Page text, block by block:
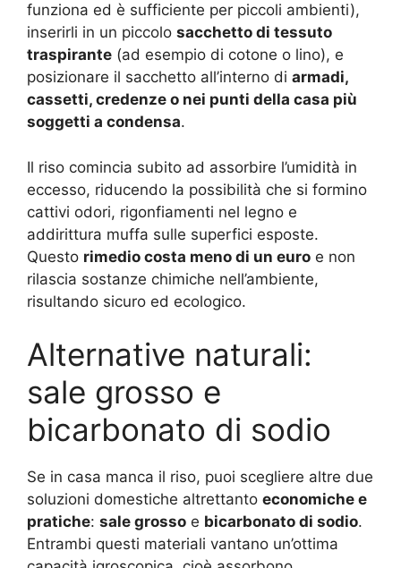
funziona ed è sufficiente per piccoli ambienti),
inserirli in un piccolo sacchetto di tessuto
traspirante (ad esempio di cotone o lino), e
posizionare il sacchetto all’interno di armadi,
cassetti, credenze o nei punti della casa più
soggetti a condensa.
Il riso comincia subito ad assorbire l’umidità in
eccesso, riducendo la possibilità che si formino
cattivi odori, rigonfiamenti nel legno e
addirittura muffa sulle superfici esposte.
Questo rimedio costa meno di un euro e non
rilascia sostanze chimiche nell’ambiente,
risultando sicuro ed ecologico.
Alternative naturali:
sale grosso e
bicarbonato di sodio
Se in casa manca il riso, puoi scegliere altre due
soluzioni domestiche altrettanto economiche e
pratiche: sale grosso e bicarbonato di sodio.
Entrambi questi materiali vantano un’ottima